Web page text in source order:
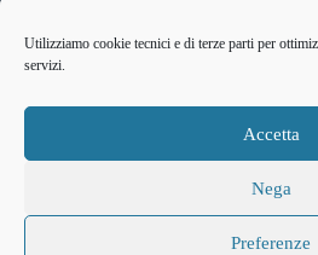
Utilizziamo cookie tecnici e di terze parti per
servizi.
Accetta
Nega
Preferenze
Pubblicità
La tua pubblicità